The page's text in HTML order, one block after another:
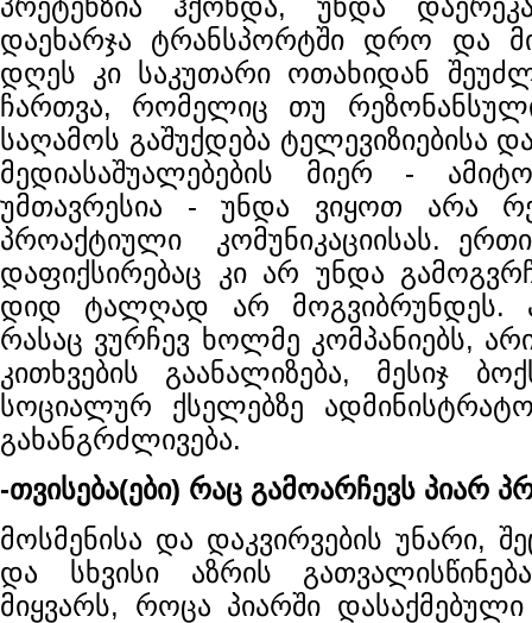
პრეტენზია ჰქონდა, უნდა
დაეხარჯა ტრანსპორტში დრო და
დღეს კი საკუთარი ოთახიდან
ჩართვა, რომელიც თუ
საღამოს გაშუქდება ტელევიზიებისა
მედიასაშუალებების მიერ -
უმთავრესია - უნდა ვიყოთ არა
პროაქტიული კომუნიკაციისას.
დაფიქსირებაც კი არ უნდა
დიდ ტალღად არ მოგვიბრუნდეს.
რასაც ვურჩევ ხოლმე კომპანიებს,
კითხვების გაანალიზება, მესიჯ
სოციალურ ქსელებზე
გახანგრძლივება.
-თვისება(ები) რაც გამოარჩევს პიარ
მოსმენისა და დაკვირვების უნარი,
და სხვისი აზრის
მიყვარს, როცა პიარში